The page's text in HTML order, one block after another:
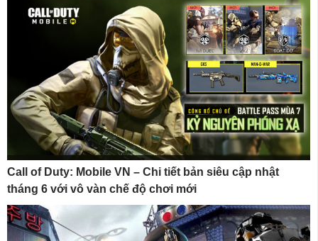
Call of Duty: Mobile VN – Chi tiết bản siêu cập nhật
tháng 6 với vô vàn chế độ chơi mới